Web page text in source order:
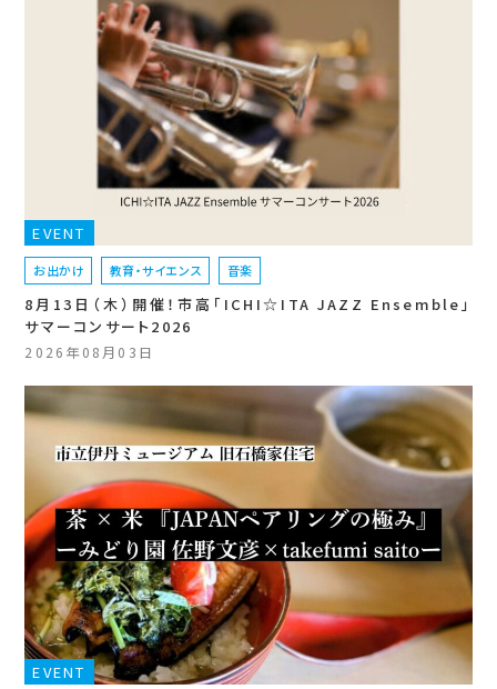
EVENT
お出かけ 教育・サイエンス 音楽
8月13日（木）開催！市高「ICHI☆ITA JAZZ Ensemble」
サマーコンサート2026
2026年08月03日
EVENT